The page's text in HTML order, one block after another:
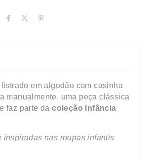
em algodão com casinha
manualmente, uma peça clássica
faz parte dacoleção
Infância
inspiradas nas roupas infantis